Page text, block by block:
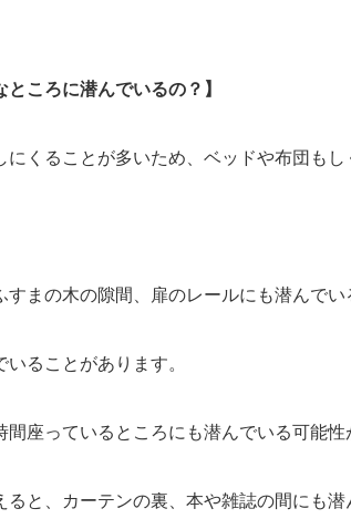
ところに潜んでいるの？】
にくることが多いため、ベッドや布団も
まの木の隙間、扉のレールにも潜んでい
ることがあります。
座っているところにも潜んでいる可能性
ると、カーテンの裏、本や雑誌の間にも潜